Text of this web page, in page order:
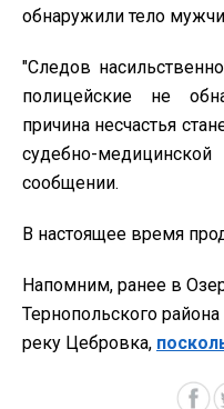
обнаружили тело
"Следов
полицейские не
причина несчастья
судебно-
сообщении.
В настоящее время
Напомним, ранее в
Тернопольского
реку Цебровка,